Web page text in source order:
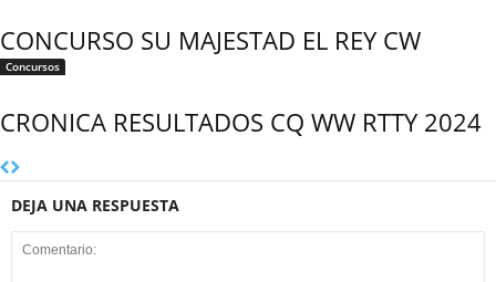
CONCURSO SU MAJESTAD EL REY CW
Concursos
CRONICA RESULTADOS CQ WW RTTY 2024
DEJA UNA RESPUESTA